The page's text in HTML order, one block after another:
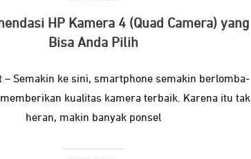
HP Kamera 4 (Quad Camera) yang
Bisa Anda Pilih
– Semakin ke sini, smartphone semakin berlomba-
kualitas kamera terbaik. Karena itu tak
heran, makin banyak ponsel